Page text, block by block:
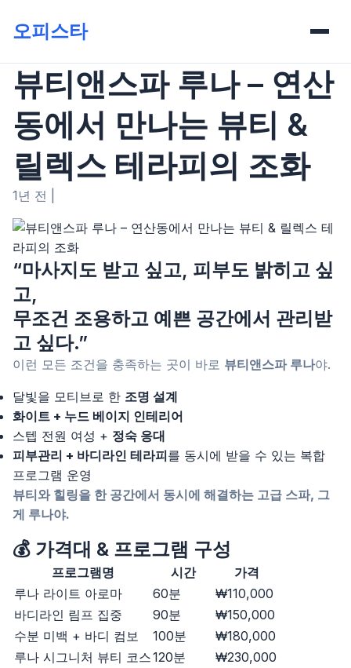
오피스타
뷰티앤스파 루나 – 연산
동에서 만나는 뷰티 &
릴렉스 테라피의 조화
1년 전
“마사지도 받고 싶고, 피부도 밝히고 싶
고,
무조건 조용하고 예쁜 공간에서 관리받
고 싶다.”
이런 모든 조건을 충족하는 곳이 바로 뷰티앤스파 루나야.
달빛을 모티브로 한 조명 설계
화이트 + 누드 베이지 인테리어
스텝 전원 여성 + 정숙 응대
피부관리 + 바디라인 테라피를 동시에 받을 수 있는 복합
프로그램 운영
뷰티와 힐링을 한 공간에서 동시에 해결하는 고급 스파, 그
게 루나야.
💰 가격대 & 프로그램 구성
프로그램명 시간
가격
루나 라이트 아로마
60분
₩110,000
바디라인 림프 집중
90분
₩150,000
수분 미백 + 바디 컴보
100분
₩180,000
루나 시그니처 뷰티 코스120분
₩230,000